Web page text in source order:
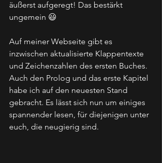
äußerst aufgeregt! Das bestärkt
ungemein 😃
Auf meiner Webseite gibt es
inzwischen aktualisierte Klappentexte
und Zeichenzahlen des ersten Buches.
Auch den Prolog und das erste Kapitel
habe ich auf den neuesten Stand
gebracht. Es lässt sich nun um einiges
spannender lesen, für diejenigen unter
euch, die neugierig sind.